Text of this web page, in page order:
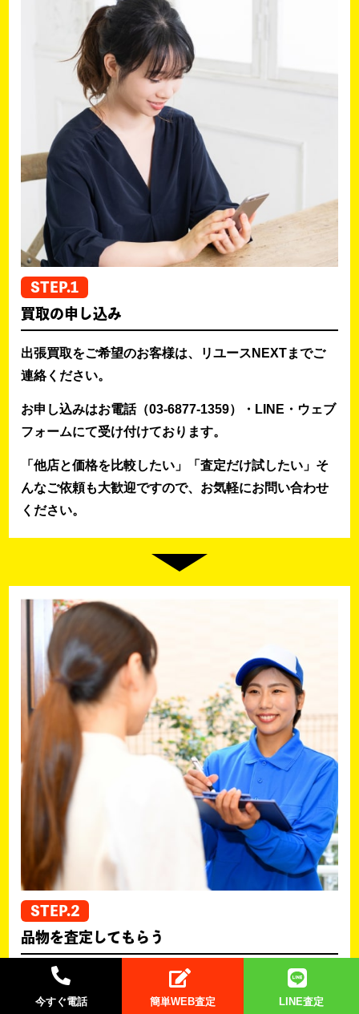
STEP.1
買取の申し込み
出張買取をご希望のお客様は、リユースNEXTまでご
連絡ください。
お申し込みはお電話（03-6877-1359）・LINE・ウェブ
フォームにて受け付けております。
「他店と価格を比較したい」「査定だけ試したい」そ
んなご依頼も大歓迎ですので、お気軽にお問い合わせ
ください。
STEP.2
品物を査定してもらう
お客様のご都合に合わせてスタッフが訪問し、品物を
査定させていただきます。
今すぐ電話 簡単WEB査定 LINE査定